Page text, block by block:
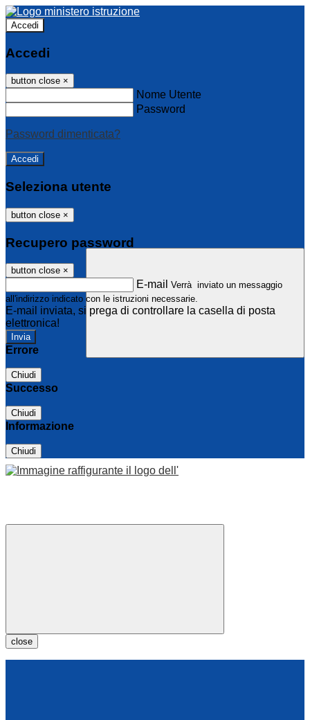
Accedi
Accedi
button close ×
Nome Utente
Password
Password dimenticata?
Seleziona utente
button close ×
Recupero password
button close ×
E-mail Verrà inviato un messaggio
all'indirizzo indicato con le istruzioni necessarie.
E-mail inviata, si prega di controllare la casella di posta
elettronica!
Errore
Chiudi
Successo
Chiudi
Informazione
Chiudi
close